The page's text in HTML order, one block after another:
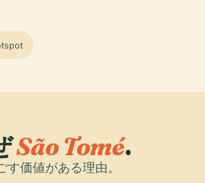
São Tomé.
価値がある理由。